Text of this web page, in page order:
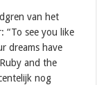
van het
“To see you like
dreams have
and the
nog